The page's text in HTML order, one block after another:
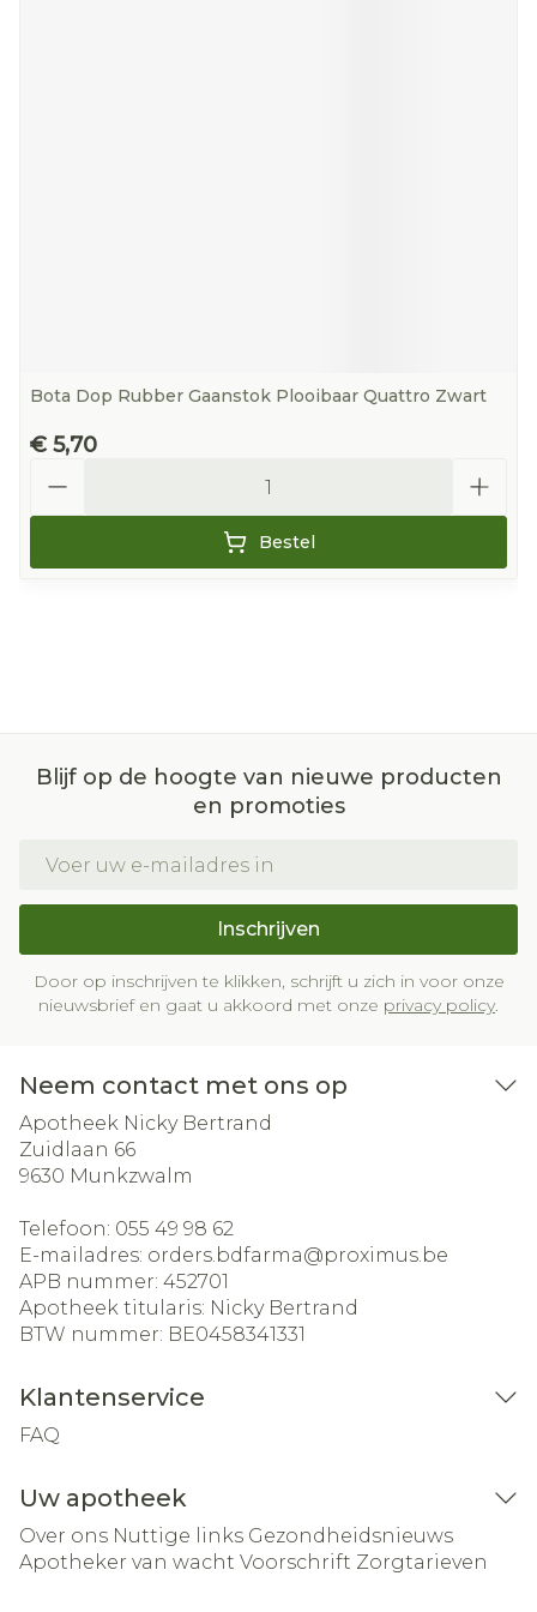
Bota Dop Rubber Gaanstok Plooibaar Quattro Zwart
€ 5,70
Bestel
Blijf op de hoogte van nieuwe producten
en promoties
Inschrijven
Door op inschrijven te klikken, schrijft u zich in voor onze
nieuwsbrief en gaat u akkoord met onze privacy policy.
Neem contact met ons op
Apotheek Nicky Bertrand
Zuidlaan 66
9630 Munkzwalm
Telefoon: 055 49 98 62
E-mailadres: orders.bdfarma@proximus.be
APB nummer: 452701
Apotheek titularis: Nicky Bertrand
BTW nummer: BE0458341331
Klantenservice
FAQ
Uw apotheek
Over ons Nuttige links Gezondheidsnieuws
Apotheker van wacht Voorschrift Zorgtarieven